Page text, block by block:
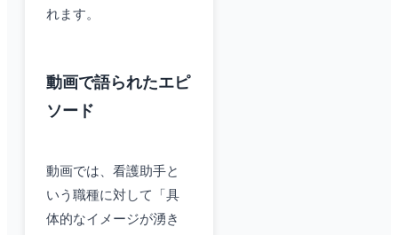
れます。
動画で語られたエピ
ソード
動画では、看護助手と
いう職種に対して「具
体的なイメージが湧き